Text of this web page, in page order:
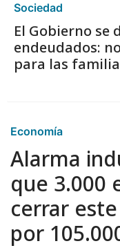
Sociedad
El Gobierno se
endeudados:
para las
Economía
Alarma
que 3.000
cerrar
por